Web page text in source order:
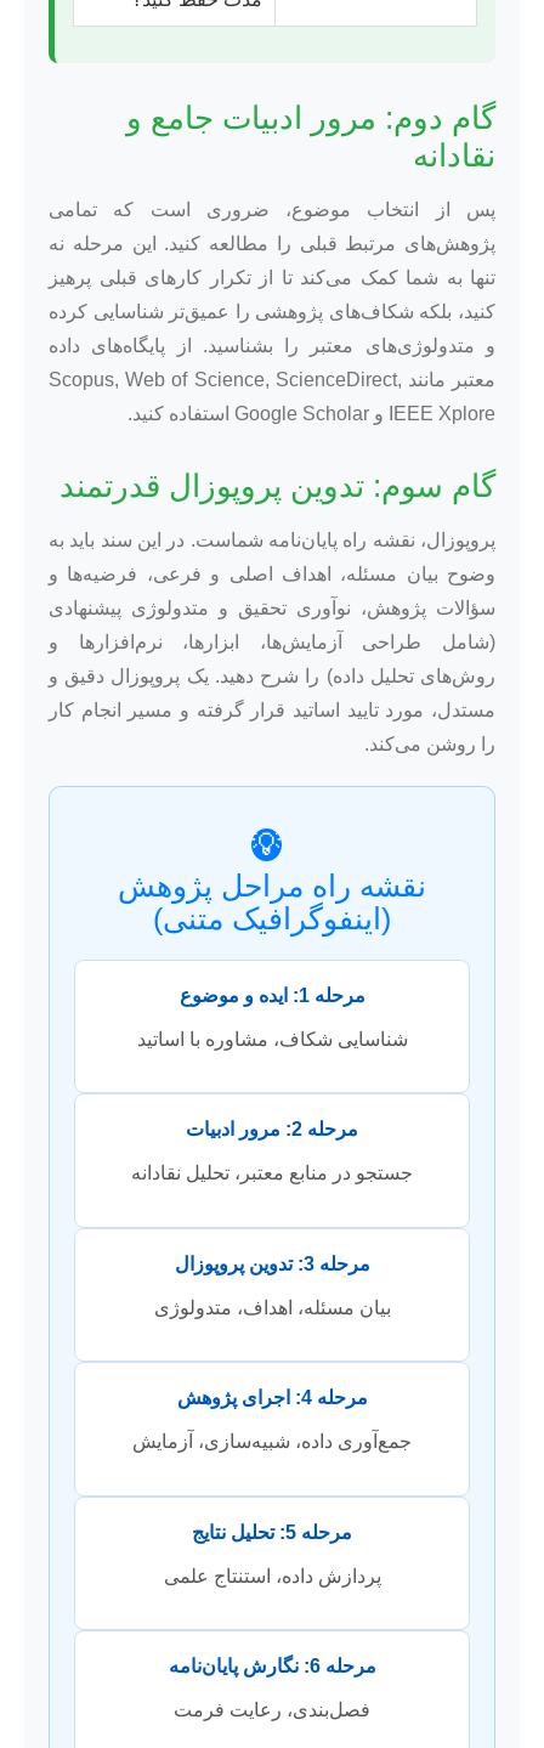
گام دوم: مرور ادبیات جامع و
نقادانه
پس از انتخاب موضوع، ضروری است که تمامی
پژوهش‌های مرتبط قبلی را مطالعه کنید. این مرحله نه
تنها به شما کمک می‌کند تا از تکرار کارهای قبلی پرهیز
کنید، بلکه شکاف‌های پژوهشی را عمیق‌تر شناسایی کرده
و متدولوژی‌های معتبر را بشناسید. از پایگاه‌های داده
معتبر مانند Scopus, Web of Science, ScienceDirect,
IEEE Xplore و Google Scholar استفاده کنید.
گام سوم: تدوین پروپوزال قدرتمند
پروپوزال، نقشه راه پایان‌نامه شماست. در این سند باید به
وضوح بیان مسئله، اهداف اصلی و فرعی، فرضیه‌ها و
سؤالات پژوهش، نوآوری تحقیق و متدولوژی پیشنهادی
(شامل طراحی آزمایش‌ها، ابزارها، نرم‌افزارها و
روش‌های تحلیل داده) را شرح دهید. یک پروپوزال دقیق و
مستدل، مورد تایید اساتید قرار گرفته و مسیر انجام کار
را روشن می‌کند.
💡
نقشه راه مراحل پژوهش
(اینفوگرافیک متنی)
مرحله 1: ایده و موضوع
شناسایی شکاف، مشاوره با اساتید
مرحله 2: مرور ادبیات
جستجو در منابع معتبر، تحلیل نقادانه
مرحله 3: تدوین پروپوزال
بیان مسئله، اهداف، متدولوژی
مرحله 4: اجرای پژوهش
جمع‌آوری داده، شبیه‌سازی، آزمایش
مرحله 5: تحلیل نتایج
پردازش داده، استنتاج علمی
مرحله 6: نگارش پایان‌نامه
فصل‌بندی، رعایت فرمت